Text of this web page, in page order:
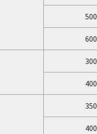
500
600
300
400
350
400